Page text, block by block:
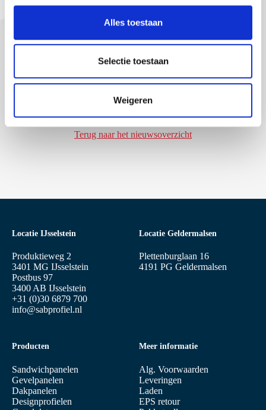
Alles toestaan
Selectie toestaan
Weigeren
Bekijk al onze nieuwsberichten
Terug naar het nieuwsoverzicht
Locatie IJsselstein
Produktieweg 2
3401 MG IJsselstein
Postbus 97
3400 AB IJsselstein
+31 (0)30 6879 700
info@sabprofiel.nl
Producten
Sandwichpanelen
Gevelpanelen
Dakpanelen
Designprofielen
Meer informatie
Alg. Voorwaarden
Leveringen
Laden
EPS retour
Locatie Geldermalsen
Plettenburglaan 16
4191 PG Geldermalsen